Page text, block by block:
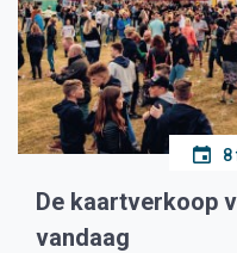
8
De kaartverkoop
vandaag